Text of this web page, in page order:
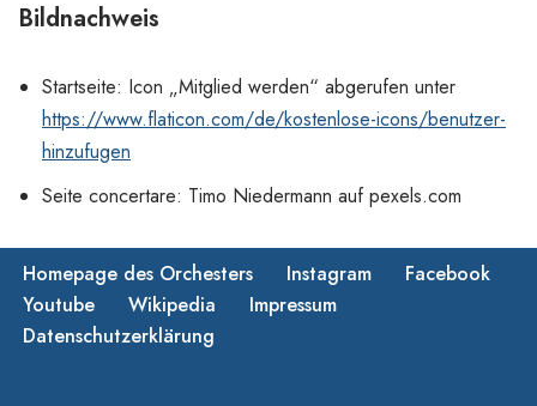
Bildnachweis
Startseite: Icon „Mitglied werden“ abgerufen unter
https://www.flaticon.com/de/kostenlose-icons/benutzer-
hinzufugen
Seite concertare: Timo Niedermann auf pexels.com
Homepage des Orchesters Instagram
Facebook
Youtube
Wikipedia
Impressum
Datenschutzerklärung